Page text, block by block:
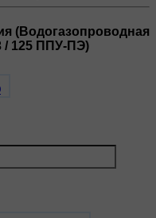
(Водогазопроводная
/ 125 ППУ-ПЭ)